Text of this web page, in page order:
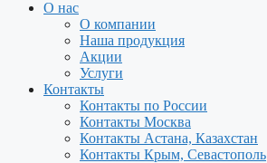
О нас
О компании
Наша продукция
Акции
Услуги
Контакты
Контакты по России
Контакты Москва
Контакты Астана, Казахстан
Контакты Крым, Севастополь